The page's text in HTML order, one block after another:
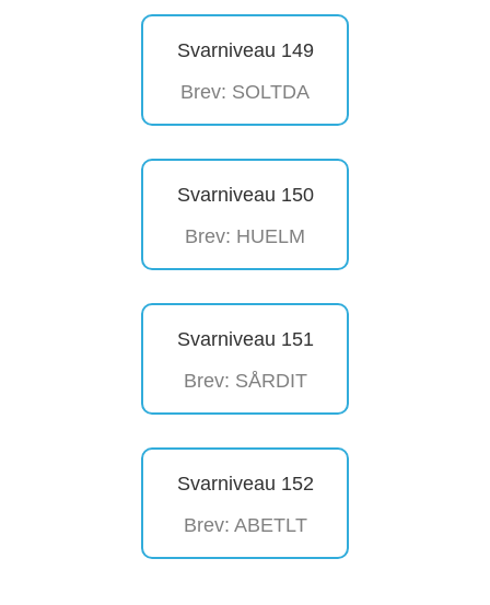
Svarniveau 149
Brev: SOLTDA
Svarniveau 150
Brev: HUELM
Svarniveau 151
Brev: SÅRDIT
Svarniveau 152
Brev: ABETLT